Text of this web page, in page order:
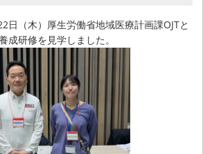
日（木）厚生労働省地域医療計画課OJTと
成研修を見学しました。